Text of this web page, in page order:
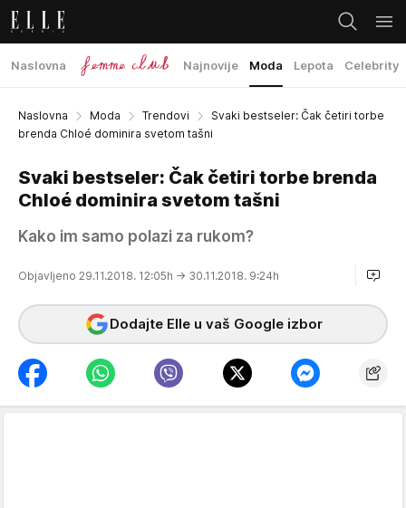
Naslovna Najnovije Moda Lepota Celebrity
Naslovna Moda Trendovi
Svaki bestseler: Čak četiri torbe
brenda Chloé dominira svetom tašni
Svaki bestseler: Čak četiri torbe brenda
Chloé dominira svetom tašni
Kako im samo polazi za rukom?
Objavljeno 29.11.2018. 12:05h → 30.11.2018. 9:24h
Dodajte Elle u vaš Google izbor